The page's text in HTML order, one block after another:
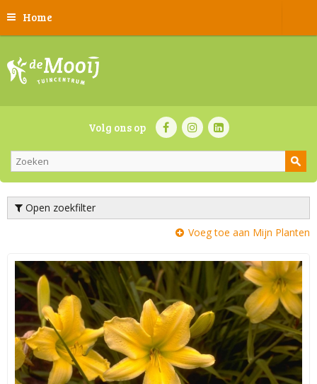
Home
Volg ons op
Open zoekfilter
Voeg toe aan Mijn Planten